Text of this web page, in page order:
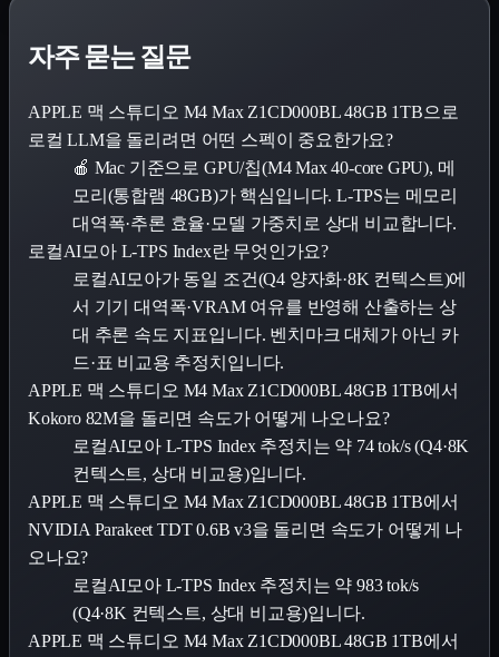
자주 묻는 질문
APPLE 맥 스튜디오 M4 Max Z1CD000BL 48GB 1TB으로
로컬 LLM을 돌리려면 어떤 스펙이 중요한가요?
🍎 Mac 기준으로 GPU/칩(M4 Max 40-core GPU), 메
모리(통합램 48GB)가 핵심입니다. L-TPS는 메모리
대역폭·추론 효율·모델 가중치로 상대 비교합니다.
로컬AI모아 L-TPS Index란 무엇인가요?
로컬AI모아가 동일 조건(Q4 양자화·8K 컨텍스트)에
서 기기 대역폭·VRAM 여유를 반영해 산출하는 상
대 추론 속도 지표입니다. 벤치마크 대체가 아닌 카
드·표 비교용 추정치입니다.
APPLE 맥 스튜디오 M4 Max Z1CD000BL 48GB 1TB에서
Kokoro 82M을 돌리면 속도가 어떻게 나오나요?
로컬AI모아 L-TPS Index 추정치는 약 74 tok/s (Q4·8K
컨텍스트, 상대 비교용)입니다.
APPLE 맥 스튜디오 M4 Max Z1CD000BL 48GB 1TB에서
NVIDIA Parakeet TDT 0.6B v3을 돌리면 속도가 어떻게 나
오나요?
로컬AI모아 L-TPS Index 추정치는 약 983 tok/s
(Q4·8K 컨텍스트, 상대 비교용)입니다.
APPLE 맥 스튜디오 M4 Max Z1CD000BL 48GB 1TB에서